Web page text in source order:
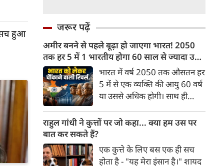
सच हुआ
जरूर पढ़ें
अमीर बनने से पहले बूढ़ा हो जाएगा भारत! 2050
तक हर 5 में 1 भारतीय होगा 60 साल से ज्यादा उम्र
का
भारत में वर्ष 2050 तक औसतन हर
5 में से एक व्यक्ति की आयु 60 वर्ष
या उससे अधिक होगी। साथ ही
भारत में रहेंगे। ‘ट्रांसफॉर्म रूरल
अनुसार भारत विकसित देशों के
विपरीत समृद्ध बनने से पहले ही वृद्ध
राहुल गांधी ने कुत्तों पर जो कहा... क्या हम उस पर
बात कर सकते हैं?
एक कुत्ते के लिए बस एक ही सच
होता है - "यह मेरा इंसान है।" शायद